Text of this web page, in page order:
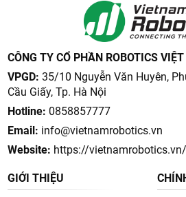
CÔNG TY CỔ PHẦN ROBOTICS
VPGD: 35/10 Nguyễn Văn Huyên,
Cầu Giấy, Tp. Hà Nội
Hotline: 0858857777
Email: info@vietnamrobotics.vn
Website: https://vietnamrobotics.vn/
GIỚI THIỆU